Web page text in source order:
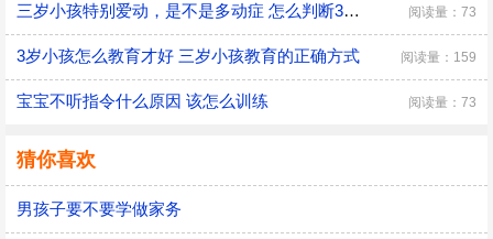
三岁小孩特别爱动，是不是多动症 怎么判断3岁多动症？ 阅读量：73
3岁小孩怎么教育才好 三岁小孩教育的正确方式 阅读量：159
宝宝不听指令什么原因 该怎么训练 阅读量：73
猜你喜欢
男孩子要不要学做家务